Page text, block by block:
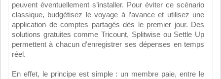
peuvent éventuellement s’installer. Pour éviter ce scénario
classique, budgétisez le voyage à l’avance et utilisez une
application de comptes partagés dès le premier jour. Des
solutions gratuites comme Tricount, Splitwise ou Settle Up
permettent à chacun d’enregistrer ses dépenses en temps
réel.
En effet, le principe est simple : un membre paie, entre le